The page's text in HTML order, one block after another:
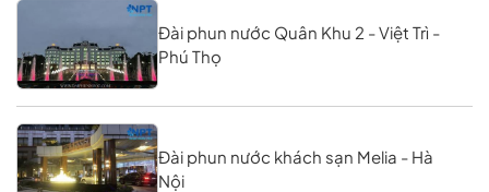
Đài phun nước Quân Khu 2 - Việt Trì -
Phú Thọ
Đài phun nước khách sạn Melia - Hà
Nội